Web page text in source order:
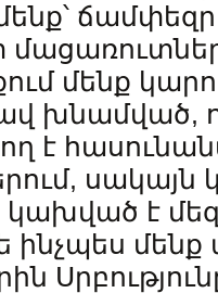
մենք
խնամված,
է
սակայն
կախված է
մենք